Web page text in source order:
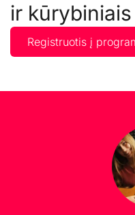
ir
Registruotis į